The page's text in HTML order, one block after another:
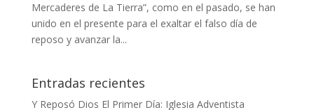
Mercaderes de La Tierra”, como en el pasado, se han
unido en el presente para el exaltar el falso día de
reposo y avanzar la...
Entradas recientes
Y Reposó Dios El Primer Día: Iglesia Adventista